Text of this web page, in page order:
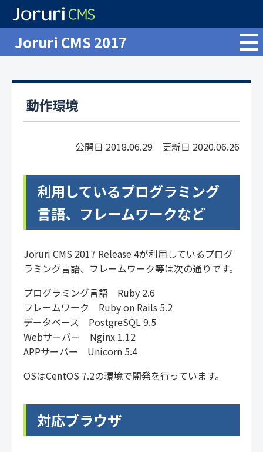
Joruri CMS 2017
動作環境
公開日 2018.06.29 更新日 2020.06.26
利用しているプログラミング
言語、フレームワークなど
Joruri CMS 2017 Release 4が利用しているプログ
ラミング言語、フレームワーク等は次の通りです。
プログラミング言語 Ruby 2.6
フレームワーク Ruby on Rails 5.2
データベース PostgreSQL 9.5
Webサーバー Nginx 1.12
APPサーバー Unicorn 5.4
OSはCentOS 7.2の環境で開発を行っています。
対応ブラウザ